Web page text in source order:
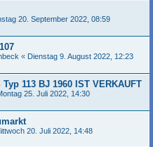
20. September 2022, 08:59
« Dienstag 9. August 2022, 12:23
113 BJ 1960 IST VERKAUFT
25. Juli 2022, 14:30
20. Juli 2022, 14:48